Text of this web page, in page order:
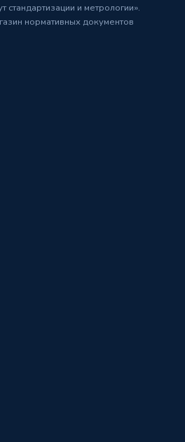
стандартизации и метрологии».
нормативных документов